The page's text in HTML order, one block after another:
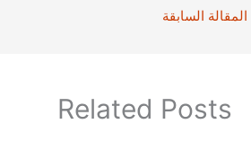
المقالة السابقة
Related Posts